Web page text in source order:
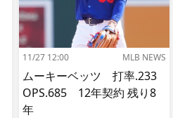
11/27 12:00 MLB NEWS
ムーキーベッツ 打率.233
OPS.685 12年契約 残り8
年